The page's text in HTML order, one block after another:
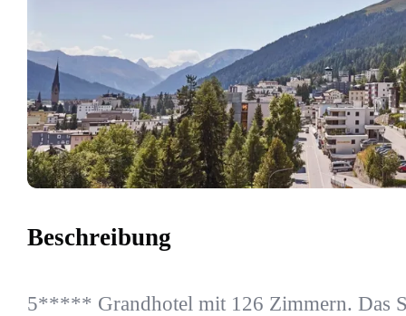
Beschreibung
5***** Grandhotel mit 126 Zimmern. Das